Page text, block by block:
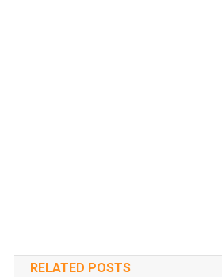
RELATED POSTS